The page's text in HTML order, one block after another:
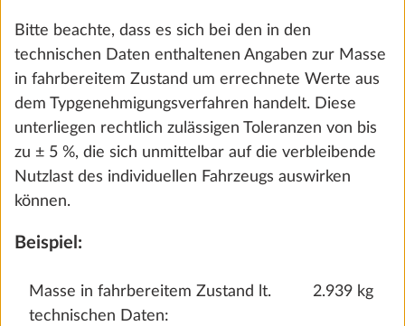
Die Abbildungen können von deiner gewählten Konfiguration
abweichen.
ab CHF 76’830
Preis ab Werk, einschließlich aller Steuern
Bitte beachte:
können Polster- und Möbeldekore anderer
Baureihen und Modelle zeigen. Unsere
Bitte beachte, dass es sich bei den in den
technischen Daten enthaltenen Angaben zur Masse
in fahrbereitem Zustand um errechnete Werte aus
dem Typgenehmigungsverfahren handelt. Diese
unterliegen rechtlich zulässigen Toleranzen von bis
zu ± 5 %, die sich unmittelbar auf die verbleibende
Nutzlast des individuellen Fahrzeugs auswirken
können.
Beispiel:
Masse in fahrbereitem Zustand lt.
technischen Daten:
2.939 kg